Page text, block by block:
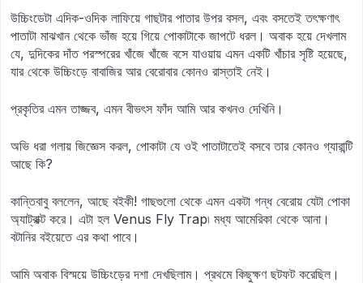
উচ্চিংডেটা এদিক-ওদিক লাফিয়ে গাছটার পাতার উপর বসল, এবং বসতেই তৎক্ষণাৎ
পাতাটা মাঝখান থেকে ভাঁজ হয়ে গিয়ে পোকাটাকে জাপটে ধরল। অবাক হয়ে দেখলাম
যে, দুদিকের দাঁত পরস্পরের খাঁজে খাঁজে বসে যাওয়ায় এমন একটি খাঁচার সৃষ্টি হয়েছে,
যার থেকে উচ্চিংড়ে বাবাজির আর বেরোবার কোনও রাস্তাই নেই।
প্রকৃতির এমন তাজ্জব, এমন বীভৎস ফাঁদ আমি আর কখনও দেখিনি।
অভি ধরা গলায় জিজ্ঞেস করল, পোকাটা যে ওই পাতাটাতেই বসবে তার কোনও গ্যারান্টি
আছে কি?
কান্তিবাবু বললেন, আছে বইকী! গাছগুলো থেকে এমন একটা গন্ধ বেরোয় যেটা পোকা
অ্যাট্রাক্ট করে। এটা হল Venus Fly Trap৷ মধ্য আমেরিকা থেকে আনা।
বটানির বইয়েতে এর কথা পাবে।
আমি অবাক বিস্ময়ে উচ্চিংড়ের দশা দেখছিলাম। প্রথমে কিছুক্ষণ ছটফট করেছিল।